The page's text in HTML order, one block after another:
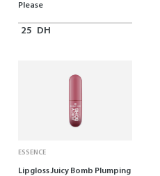
Please
25 DH
ESSENCE
Lipgloss Juicy Bomb Plumping